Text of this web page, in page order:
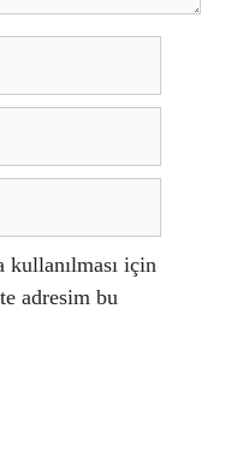
kullanılması için
adresim bu